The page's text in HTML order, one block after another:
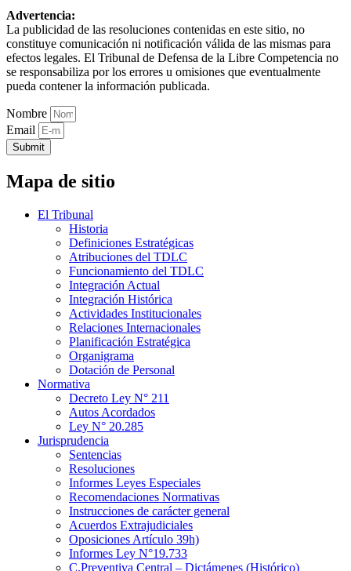
Advertencia:
La publicidad de las resoluciones contenidas en este sitio, no
constituye comunicación ni notificación válida de las mismas para
efectos legales. El Tribunal de Defensa de la Libre Competencia no
se responsabiliza por los errores u omisiones que eventualmente
pueda contener la información publicada.
Nombre
Email
Submit
Mapa de sitio
El Tribunal
Historia
Definiciones Estratégicas
Atribuciones del TDLC
Funcionamiento del TDLC
Integración Actual
Integración Histórica
Actividades Institucionales
Relaciones Internacionales
Planificación Estratégica
Organigrama
Dotación de Personal
Normativa
Decreto Ley N° 211
Autos Acordados
Ley N° 20.285
Jurisprudencia
Sentencias
Resoluciones
Informes Leyes Especiales
Recomendaciones Normativas
Instrucciones de carácter general
Acuerdos Extrajudiciales
Oposiciones Artículo 39h)
Informes Ley N°19.733
C.Preventiva Central – Dictámenes (Histórico)